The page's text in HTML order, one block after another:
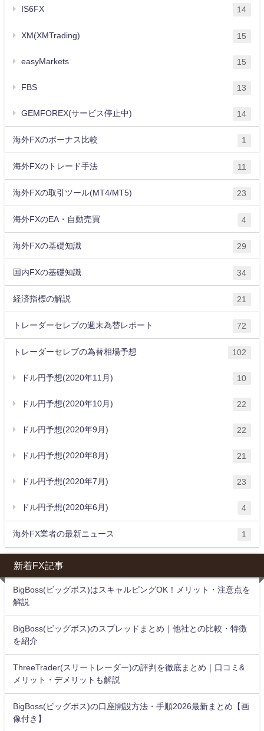
IS6FX 14
XM(XMTrading) 15
easyMarkets 15
FBS 13
GEMFOREX(サービス停止中) 14
海外FXのボーナス比較 1
海外FXのトレード手法 11
海外FXの取引ツール(MT4/MT5) 23
海外FXのEA・自動売買 4
海外FXの基礎知識 29
国内FXの基礎知識 34
経済指標の解説 21
トレーダーセレブの週末為替レポート 72
トレーダーセレブの為替相場予想 102
ドル円予想(2020年11月) 10
ドル円予想(2020年10月) 22
ドル円予想(2020年9月) 22
ドル円予想(2020年8月) 21
ドル円予想(2020年7月) 23
ドル円予想(2020年6月) 4
海外FX業者の最新ニュース 1
新着FX記事
BigBoss(ビッグボス)はスキャルピングOK！メリット・注意点を
解説
BigBoss(ビッグボス)のスプレッドまとめ｜他社との比較・特徴
を紹介
ThreeTrader(スリートレーダー)の評判を徹底まとめ｜口コミ&
メリット・デメリットも解説
BigBoss(ビッグボス)の口座開設方法・手順2026最新まとめ【画
像付き】